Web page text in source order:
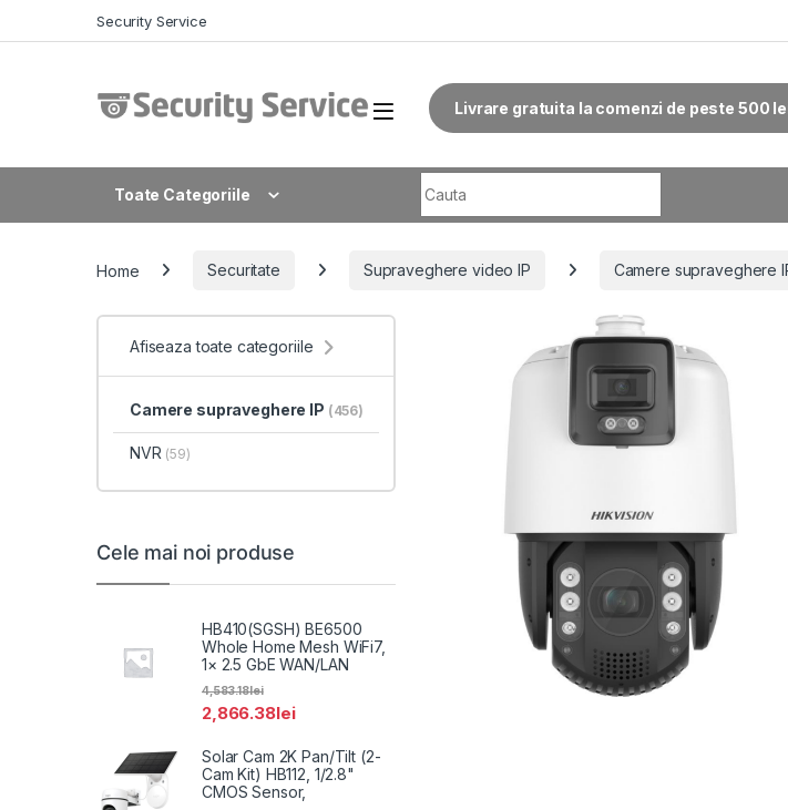
Security Service
Livrare gratuita la comenzi de peste 500
Toate Categoriile
Home Securitate Supraveghere video IP Camere supraveghere
Afiseaza toate categoriile
Camere supraveghere IP (456)
NVR (59)
Cele mai noi produse
HB410(SGSH) BE6500
Whole Home Mesh WiFi7,
1× 2.5 GbE WAN/LAN
2,866.38lei
4,583.18lei
Solar Cam 2K Pan/Tilt (2-
Cam Kit) HB112, 1/2.8"
CMOS Sensor,